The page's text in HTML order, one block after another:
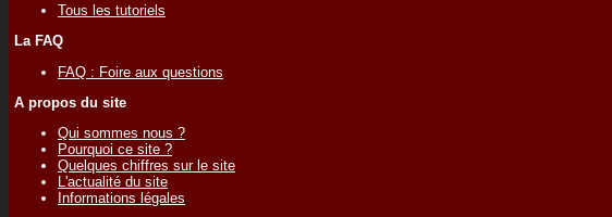
Tous les tutoriels
La FAQ
FAQ : Foire aux questions
A propos du site
Qui sommes nous ?
Pourquoi ce site ?
Quelques chiffres sur le site
L'actualité du site
Informations légales